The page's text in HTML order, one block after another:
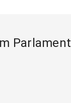
Parlament